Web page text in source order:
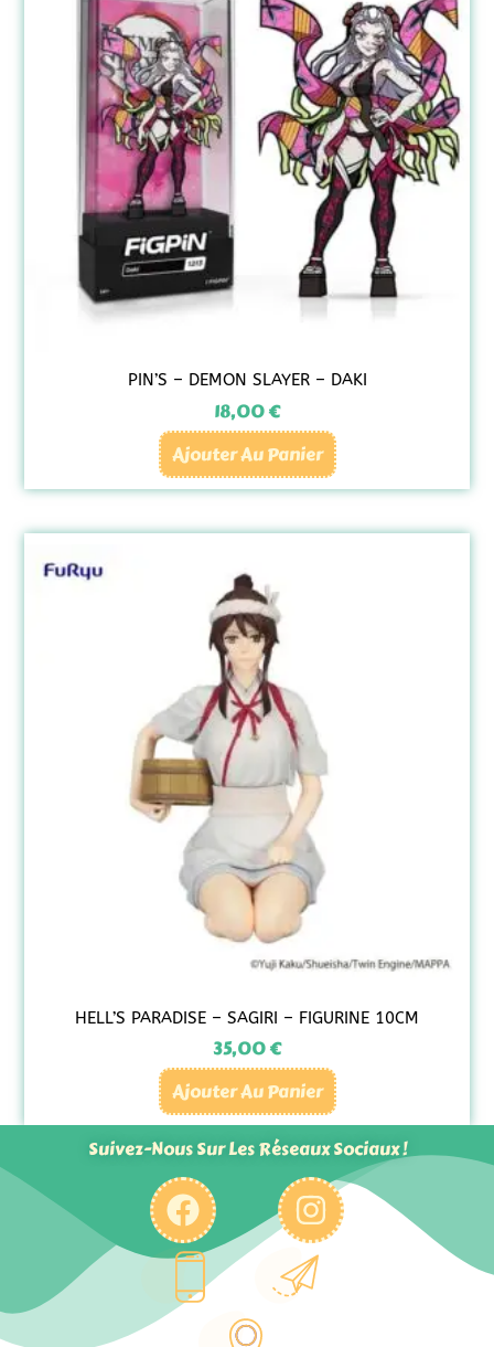
PIN’S – DEMON SLAYER – DAKI
18,00€
Ajouter Au Panier
HELL’S PARADISE – SAGIRI – FIGURINE 10CM
35,00€
Ajouter Au Panier
Suivez-Nous Sur Les Réseaux Sociaux !